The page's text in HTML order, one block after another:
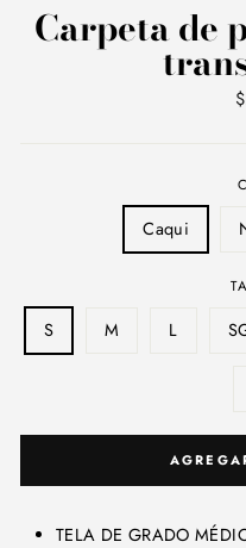
Carpeta de
Caqui
S M L
TELA DE GRADO